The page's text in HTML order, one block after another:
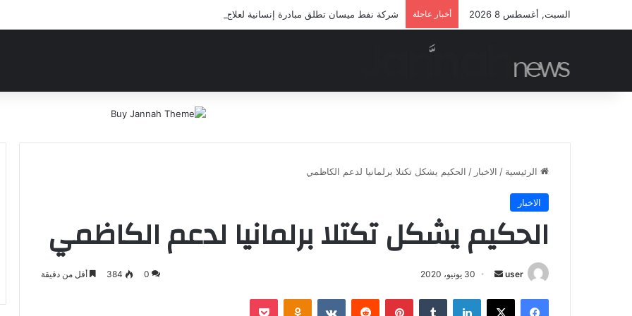
السبت, أغسطس 8 2026 أخبار عاجلة شركة نفط ميسان تطلق مبادرة إنسانية لعلاج أيتام مدرسة كافل اليتيم
الرئيسية / الاخبار / الحكيم يشكل تكتلا برلمانيا لدعم الكاظمي
الاخبار
الحكيم يشكل تكتلا برلمانيا لدعم الكاظمي
user
أرسل 30 يونيو، 2020 0
384 أقل من دقيقة
فيسبوك ‫X لينكدإن بينتيريست Odnoklassniki
‫Pocket